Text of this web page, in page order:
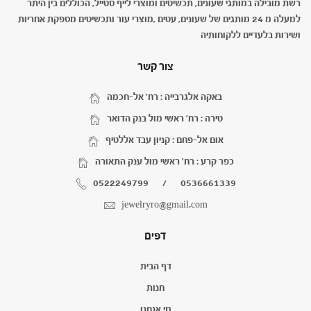
רשת מובילה במותגי שעונים, תכשיטים ומוצרי לייף סטייל, הכוללים בין היתר
למעלה מ 24 מותגים של שעונים, עטים ,מוצרי עור ותכשיטים מספקת אחריות
ושירות בלעדיים ללקוחותיה
צור קשר
באקה אלגרבייה : רח' אל-חכמה
טירה : רח' ראשי מול בנק הדואר
אום אל-פחם : קניון עבד אללטיף
כפר קרע : רח' ראשי מול ענק התאורה
0522249799 / 0536661339
jewelryro@gmail.com
דפים
דף הבית
חנות